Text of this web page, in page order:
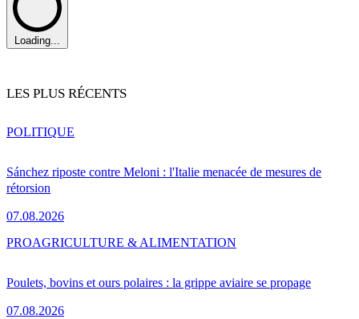
Loading...
LES PLUS RÉCENTS
Sánchez riposte contre Meloni : l'Italie menacée de mesures de
rétorsion
07.08.2026
POLITIQUE
Poulets, bovins et ours polaires : la grippe aviaire se propage
07.08.2026
PROAGRICULTURE & ALIMENTATION